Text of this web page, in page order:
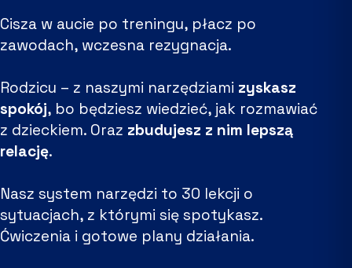
Cisza w aucie po treningu, płacz po
zawodach, wczesna rezygnacja.
Rodzicu – z naszymi narzędziami zyskasz
spokój, bo będziesz wiedzieć, jak rozmawiać
z dzieckiem. Oraz zbudujesz z nim lepszą
relację.
Nasz system narzędzi to 30 lekcji o
sytuacjach, z którymi się spotykasz.
Ćwiczenia i gotowe plany działania.